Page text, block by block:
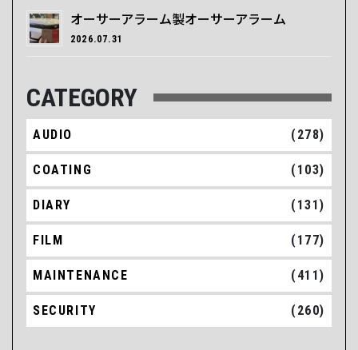
オーサーアラーム製オーサーアラーム
2026.07.31
CATEGORY
AUDIO (278)
COATING (103)
DIARY (131)
FILM (177)
MAINTENANCE (411)
SECURITY (260)